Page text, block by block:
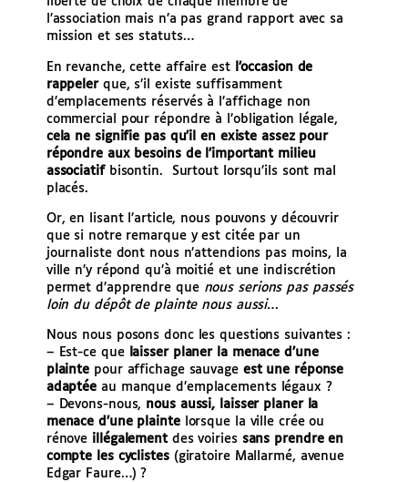
l’association mais n’a pas grand rapport avec sa
mission et ses statuts…
En revanche, cette affaire estl’occasion de
rappelerque, s’il existe suffisamment
d’emplacements réservés à l’affichage non
commercial pour répondre à l’obligation légale,
cela ne signifie pas qu’il en existe assez pour
répondre aux besoins de l’important milieu
associatifbisontin. Surtout lorsqu’ils sont mal
placés.
Or, en lisant l’article, nous pouvons y découvrir
que si notre remarque y est citée par un
journaliste dont nous n’attendions pas moins, la
ville n’y répond qu’à moitié et une indiscrétion
permet d’apprendre que nous serions pas passés
loin du dépôt de plainte nous aussi…
Nous nous posons donc les questions suivantes :
– Est-ce que
laisser planer la menace d’une
plainte pour affichage sauvage est une réponse
adaptée au manque d’emplacements légaux ?
– Devons-nous, nous aussi, laisser planer la
menace d’une plaintelorsque la ville crée ou
rénove illégalementdes voiries sans prendre en
compte les cyclistes(giratoire Mallarmé, avenue
Edgar Faure…) ?